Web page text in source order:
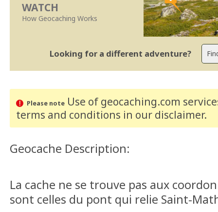
WATCH
How Geocaching Works
Looking for a different adventure?
Please noteUse of geocaching.com
terms and conditions in our disclaimer.
Geocache Description:
La cache ne se trouve pas aux
sont celles du pont qui relie Saint-